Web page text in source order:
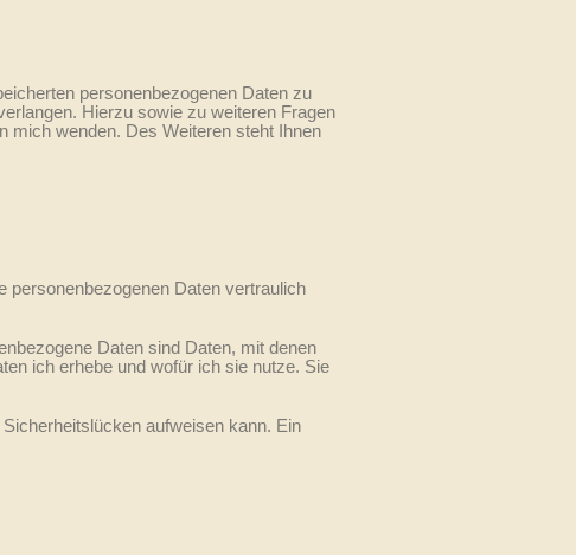
personenbezogenen Daten zu
Hierzu sowie zu weiteren Fragen
mich wenden. Des Weiteren steht Ihnen
personenbezogenen Daten vertraulich
Daten sind Daten, mit denen
ich erhebe und wofür ich sie nutze. Sie
aufweisen kann. Ein